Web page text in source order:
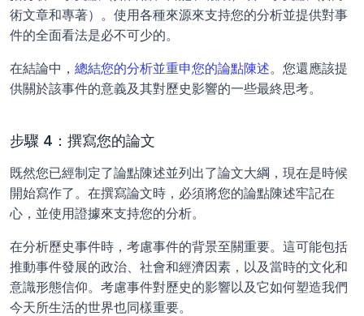
術文章和專著）。使用各種來源來支持您的分析並提供對事
件的全面看法是必不可少的。
在結論中， 總結您的分析並重申您的論點陳述。您還應該提
供關於該事件的意義及其對歷史影響的一些最終思考。
步驟 4：撰寫您的論文
既然您已經制定了論點陳述並列出了論文大綱，現在是時候
開始寫作了。在撰寫論文時，必須將您的論點陳述牢記在
心，並使用證據來支持您的分析。
在分析歷史事件時，考慮事件的背景至關重要。這可能包括
推動事件發展的政治、社會和經濟因素，以及當時的文化和
意識形態信仰。考慮事件對歷史的影響以及它如何塑造我們
今天所生活的世界也同樣重要。